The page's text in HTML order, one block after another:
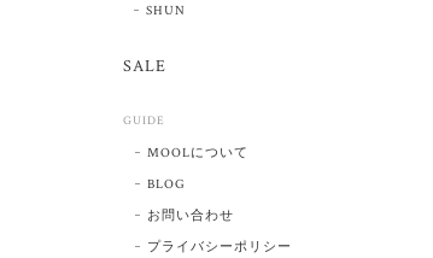
SHUN
SALE
GUIDE
MOOLについて
BLOG
お問い合わせ
プライバシーポリシー